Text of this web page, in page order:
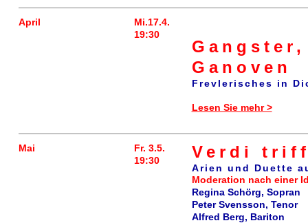
April
Mi.17.4.
19:30
Ganoven
Frevlerisches in
Lesen Sie mehr >
Mai
Fr. 3.5.
19:30
Verdi
Arien und Duette
Moderation nach einer
Regina Schörg, Sopran
Peter Svensson, Tenor
Alfred Berg, Bariton